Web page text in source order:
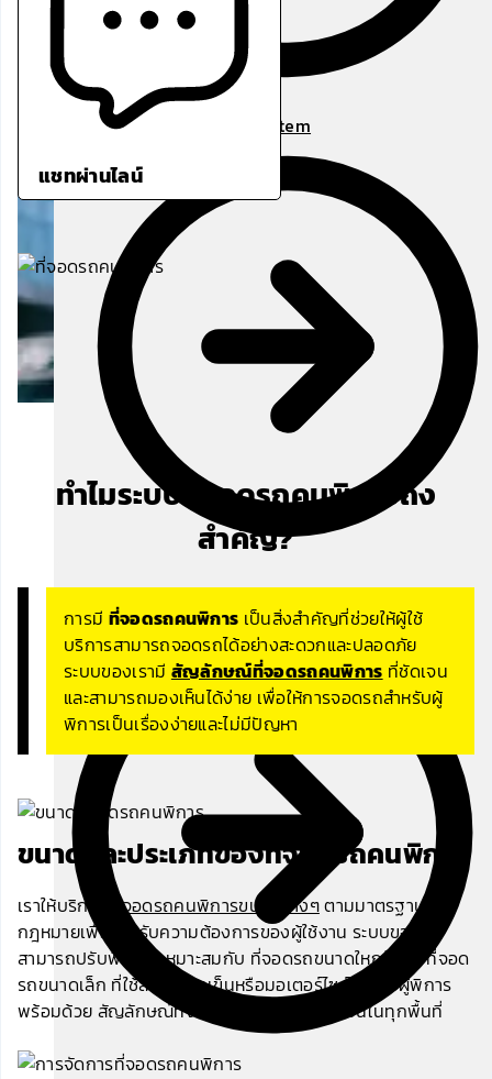
Parking Payment System
Smart Parking System
แชทผ่านไลน์
ทำไมระบบที่จอดรถคนพิการถึง
สำคัญ?
การมี ที่จอดรถคนพิการ เป็นสิ่งสำคัญที่ช่วยให้ผู้ใช้
บริการสามารถจอดรถได้อย่างสะดวกและปลอดภัย
ระบบของเรามี สัญลักษณ์ที่จอดรถคนพิการ ที่ชัดเจน
และสามารถมองเห็นได้ง่าย เพื่อให้การจอดรถสำหรับผู้
พิการเป็นเรื่องง่ายและไม่มีปัญหา
ขนาดและประเภทของที่จอดรถคนพิการ
เราให้บริการ ที่จอดรถคนพิการขนาดต่างๆตามมาตรฐานและ
กฎหมายเพื่อรองรับความต้องการของผู้ใช้งาน ระบบของเรา
สามารถปรับพื้นที่ให้เหมาะสมกับ ที่จอดรถขนาดใหญ่ หรือ ที่จอด
รถขนาดเล็ก ที่ใช้สำหรับรถเข็นหรือมอเตอร์ไซค์สำหรับผู้พิการ
พร้อมด้วย สัญลักษณ์ที่จอดรถคนพิการ ที่ชัดเจนในทุกพื้นที่